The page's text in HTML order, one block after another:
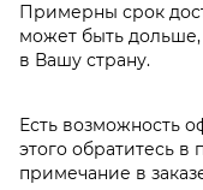
Примерны срок
может быть дольше,
в Вашу страну.
Есть возможность
этого обратитесь в
примечание в